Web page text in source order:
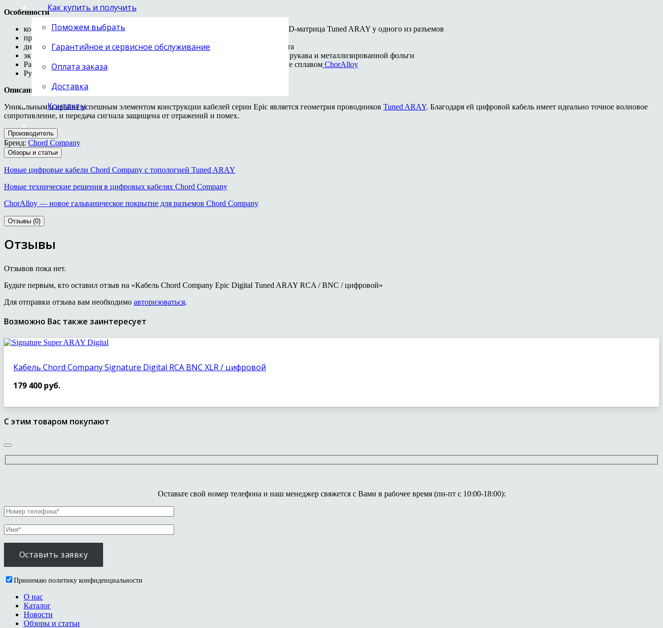
Как купить и получить
Поможем выбрать
Гарантийное и сервисное обслуживание
Оплата заказа
Доставка
Контакты
Особенности
конструкция: псевдобалансная конфигурация, два одинаковых проводникаб 3D-матрица Tuned ARAY у одного из разъемов
проводники: одножильные, из посеребренной меди (Solid)
диэлектрик: политетрафторэтилен (PTFE), разновидность тефлона/фторопласта
экранирование: высокоплотный двойной экран из посеребренного плетеного рукава и металлизированной фольги
Разъемы RCA: Chord Company VEE3, медные контактные элементы, покрытые сплавом ChorAlloy
Ручная сборка
Описание
Уникальным и крайне успешным элементом конструкции кабелей серии Epic является геометрия проводников Tuned ARAY. Благодаря ей цифровой кабель имеет идеально точное волновое
сопротивление, и передача сигнала защищена от отражений и помех.
Производитель
Бренд: Chord Company
Обзоры и статьи
Новые цифровые кабели Chord Company с топологией Tuned ARAY
Новые технические решения в цифровых кабелях Chord Company
ChorAlloy — новое гальваническое покрытие для разъемов Chord Company
Отзывы (0)
Отзывы
Отзывов пока нет.
Будьте первым, кто оставил отзыв на «Кабель Chord Company Epic Digital Tuned ARAY RCA / BNC / цифровой»
Для отправки отзыва вам необходимо авторизоваться.
Возможно Вас также заинтересует
Кабель Chord Company Signature Digital RCA BNC XLR / цифровой
179 400 руб.
С этим товаром покупают
Оставьте свой номер телефона и наш менеджер свяжется с Вами в рабочее время (пн-пт с 10:00-18:00):
Принимаю политику конфиденциальности
О нас
Каталог
Новости
Обзоры и статьи